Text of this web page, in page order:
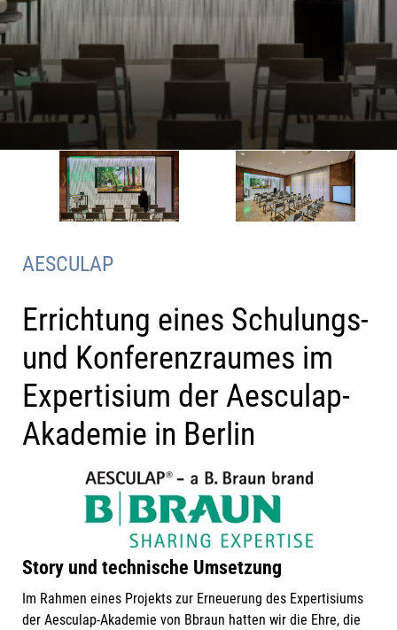
AESCULAP
Errichtung eines Schulungs-
und Konferenzraumes im
Expertisium der Aesculap-
Akademie in Berlin
Story und technische Umsetzung
Im Rahmen eines Projekts zur Erneuerung des Expertisiums
der Aesculap-Akademie von Bbraun hatten wir die Ehre, die